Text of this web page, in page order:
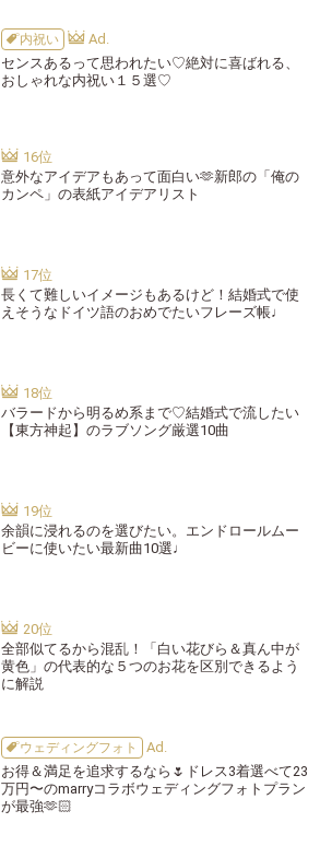
内祝い
センスあるって思われたい♡絶対に喜ばれる、
おしゃれな内祝い１５選♡
意外なアイデアもあって面白い🫶新郎の「俺の
カンペ」の表紙アイデアリスト
長くて難しいイメージもあるけど！結婚式で使
えそうなドイツ語のおめでたいフレーズ帳♩
バラードから明るめ系まで♡結婚式で流したい
【東方神起】のラブソング厳選10曲
余韻に浸れるのを選びたい。エンドロールムー
ビーに使いたい最新曲10選♩
全部似てるから混乱！「白い花びら＆真ん中が
黄色」の代表的な５つのお花を区別できるよう
に解説
ウェディングフォト
お得＆満足を追求するなら🌷ドレス3着選べて23
万円〜のmarryコラボウェディングフォトプラン
が最強🫶🏻